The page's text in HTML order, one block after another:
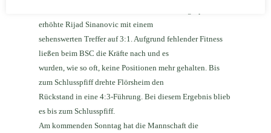
erhöhte Rijad Sinanovic mit einem
sehenswerten Treffer auf 3:1. Aufgrund fehlender Fitness
ließen beim BSC die Kräfte nach und es
wurden, wie so oft, keine Positionen mehr gehalten. Bis
zum Schlusspfiff drehte Flörsheim den
Rückstand in eine 4:3-Führung. Bei diesem Ergebnis blieb
es bis zum Schlusspfiff.
Am kommenden Sonntag hat die Mannschaft die